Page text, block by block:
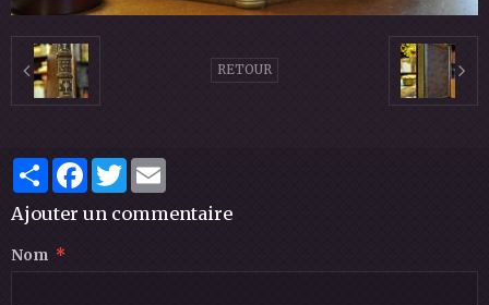
RETOUR
PartagerFacebook
Twitter
Ajouter un commentaire
Nom